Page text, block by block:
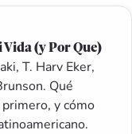
(y Por Que)
T. Harv Eker,
Qué
y cómo